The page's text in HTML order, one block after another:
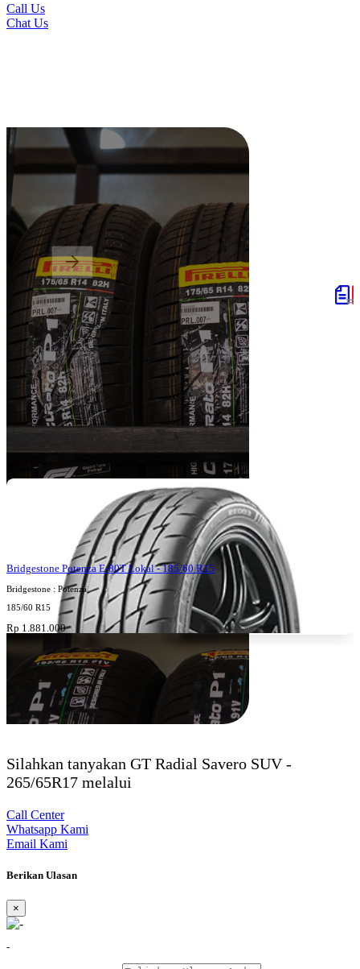
Call Us
Chat Us
Produk Terkait
Bridgestone Potenza E-80T Lokal - 185/60 R15
Bridgestone : Potenza
185/60 R15
Rp 1.881.000
Silahkan tanyakan GT Radial Savero SUV -
265/65R17 melalui
Call Center
Whatsapp Kami
Email Kami
Berikan Ulasan
×
-